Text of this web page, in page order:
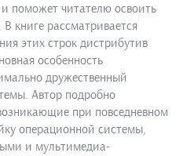
поможет читателю освоить
книге рассматривается
этих строк дистрибутив
особенность
дружественный
Автор подробно
при повседневном
операционной системы,
и мультимедиа-